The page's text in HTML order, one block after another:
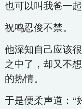
也可以叫我爸一
祝鸣忍俊不禁。
他深知自己应该
之中了，却又不
的热情。
于是便柔声道：“